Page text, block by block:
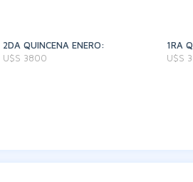
2DA QUINCENA ENERO:
U$S 3800
1RA
U$S